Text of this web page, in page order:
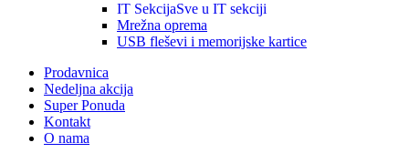
IT SekcijaSve u IT sekciji
Mrežna oprema
USB fleševi i memorijske kartice
Prodavnica
Nedeljna akcija
Super Ponuda
Kontakt
O nama